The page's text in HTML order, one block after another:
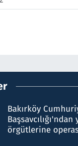
Bakırköy
örgütlerine